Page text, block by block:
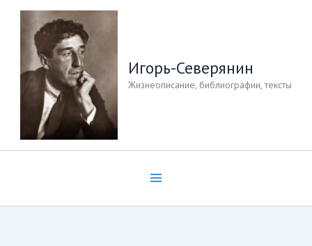
Перейти
содержимому
Игорь-Северянин
Жизнеописание, библиографии, тексты